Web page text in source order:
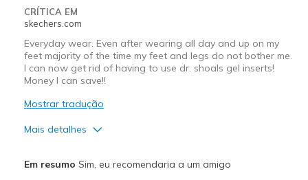
Width
Sizing
View On Shoes
Shoes are for Wearing
CRÍTICA EM
skechers.com
Everyday wear. Even after wearing all day and up on my
feet majority of the time my feet and legs do not bother me.
I can now get rid of having to use dr. shoals gel inserts!
Money I can save!!
Mostrar tradução
Mais detalhes
Em resumo Sim, eu recomendaria a um amigo